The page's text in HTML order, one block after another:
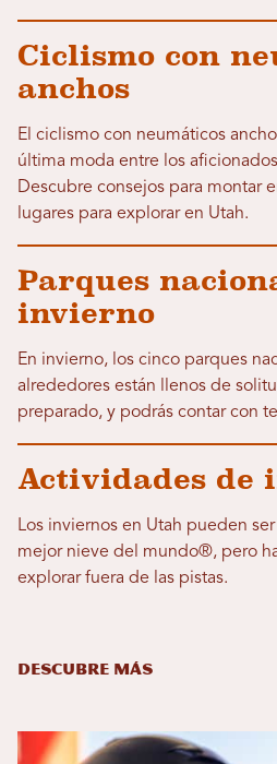
Ciclismo con
anchos
El ciclismo con neumáticos
última moda entre los
Descubre consejos para montar
lugares para explorar en Utah.
Parques
invierno
En invierno, los cinco parques
alrededores están llenos de
preparado, y podrás contar con
Actividades de
Los inviernos en Utah pueden
mejor nieve del mundo®, pero
explorar fuera de las pistas.
DESCUBRE MÁS